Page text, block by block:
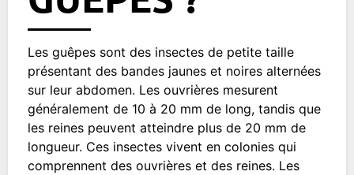
Les guêpes sont des insectes de petite taille
présentant des bandes jaunes et noires alternées
sur leur abdomen. Les ouvrières mesurent
généralement de 10 à 20 mm de long, tandis que
les reines peuvent atteindre plus de 20 mm de
longueur. Ces insectes vivent en colonies qui
comprennent des ouvrières et des reines. Les